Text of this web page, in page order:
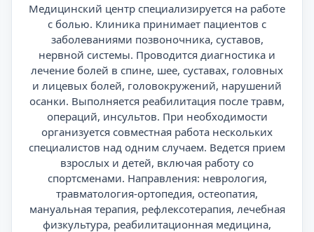
Медицинский центр специализируется на работе
с болью. Клиника принимает пациентов с
заболеваниями позвоночника, суставов,
нервной системы. Проводится диагностика и
лечение болей в спине, шее, суставах, головных
и лицевых болей, головокружений, нарушений
осанки. Выполняется реабилитация после травм,
операций, инсультов. При необходимости
организуется совместная работа нескольких
специалистов над одним случаем. Ведется прием
взрослых и детей, включая работу со
спортсменами. Направления: неврология,
травматология-ортопедия, остеопатия,
мануальная терапия, рефлексотерапия, лечебная
физкультура, реабилитационная медицина,